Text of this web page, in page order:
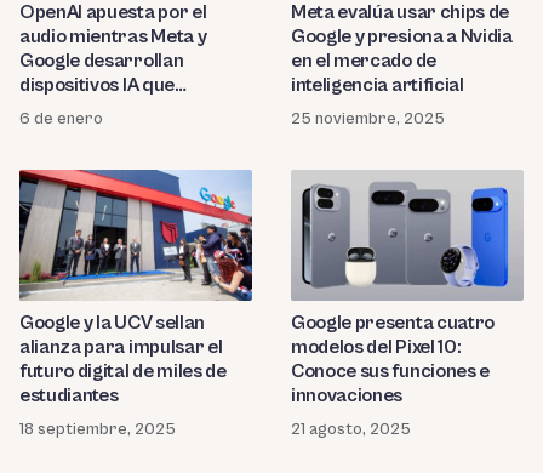
OpenAI apuesta por el
audio mientras Meta y
Google desarrollan
dispositivos IA que
reemplazarían a los
6 de enero
Meta evalúa usar chips de
Google y presiona a Nvidia
en el mercado de
inteligencia artificial
25 noviembre, 2025
Google y la UCV sellan
alianza para impulsar el
futuro digital de miles de
estudiantes
18 septiembre, 2025
Google presenta cuatro
modelos del Pixel 10:
Conoce sus funciones e
innovaciones
21 agosto, 2025